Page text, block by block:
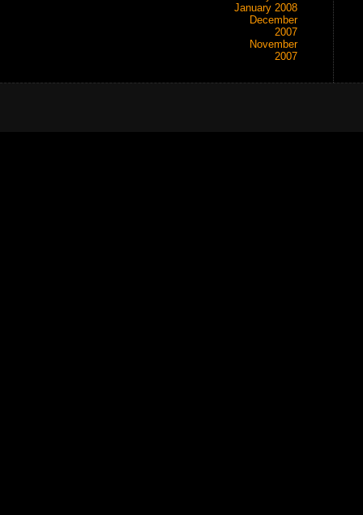
January 2008
December
2007
November
2007